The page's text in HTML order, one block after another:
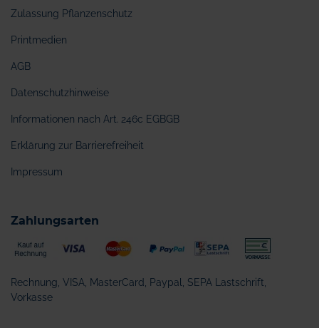
Zulassung Pflanzenschutz
Printmedien
AGB
Datenschutzhinweise
Informationen nach Art. 246c EGBGB
Erklärung zur Barrierefreiheit
Impressum
Zahlungsarten
Rechnung, VISA, MasterCard, Paypal, SEPA Lastschrift,
Vorkasse